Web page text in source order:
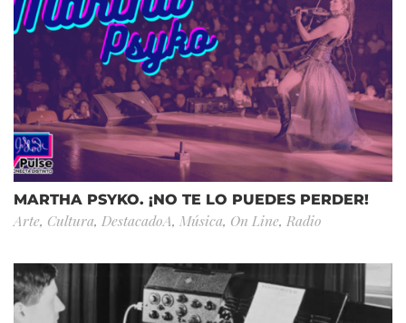
MARTHA PSYKO. ¡NO TE LO PUEDES PERDER!
Arte, Cultura, DestacadoA, Música, On Line, Radio